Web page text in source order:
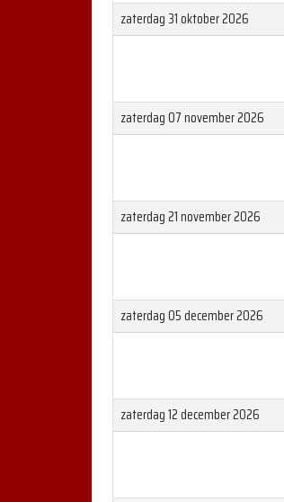
zaterdag 31 oktober 2026
zaterdag 07 november 2026
zaterdag 21 november 2026
zaterdag 05 december 2026
zaterdag 12 december 2026